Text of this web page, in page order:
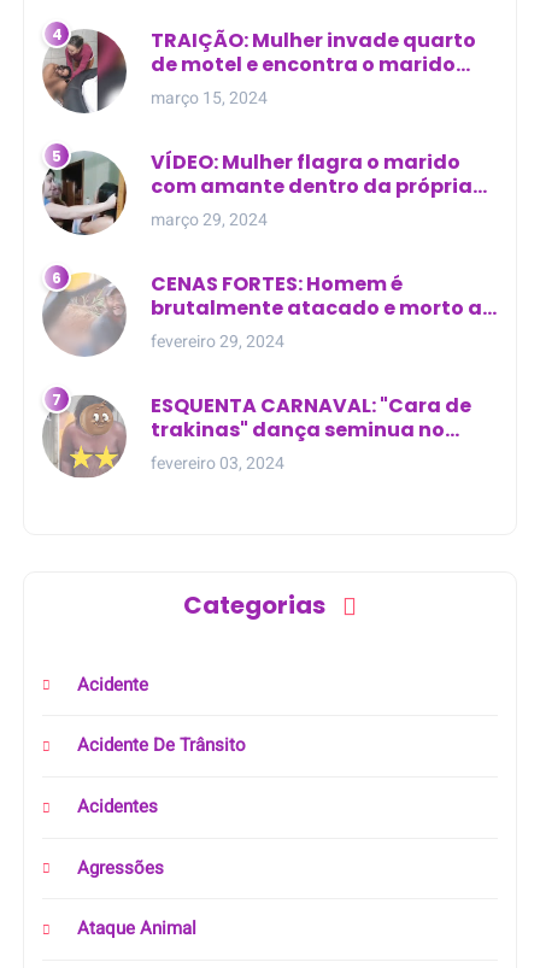
TRAIÇÃO: Mulher invade quarto
de motel e encontra o marido
com outra na cama
março 15, 2024
VÍDEO: Mulher flagra o marido
com amante dentro da própria
residência
março 29, 2024
CENAS FORTES: Homem é
brutalmente atacado e morto a
golpes de facão em joão lisboa
fevereiro 29, 2024
ESQUENTA CARNAVAL: "Cara de
trakinas" dança seminua no
meio da rua na Bahia
fevereiro 03, 2024
Categorias
Acidente
Acidente De Trânsito
Acidentes
Agressões
Ataque Animal